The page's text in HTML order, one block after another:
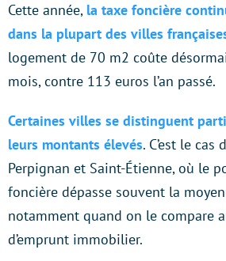
Cette année, la taxe foncière
dans la plupart des villes
logement de 70 m2 coûte
mois, contre 113 euros l’an passé.
Certaines villes se distinguent
leurs montants élevés. C’est le cas
Perpignan et Saint-Étienne, où le
foncière dépasse souvent la
notamment quand on le compare
d’emprunt immobilier.